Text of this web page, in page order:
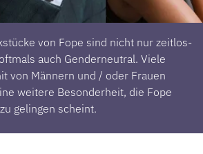
von Fope sind nicht nur zeitlos-
auch Genderneutral. Viele
von Männern und / oder Frauen
weitere Besonderheit, die Fope
gelingen scheint.